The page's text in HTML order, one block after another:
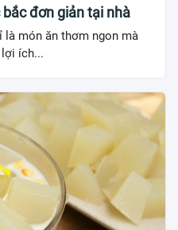
đơn giản tại nhà
là món ăn thơm ngon mà
ích...